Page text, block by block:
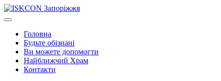
Головна
Будьте обізнані
Ви можете допомогти
Найближчий Храм
Контакти